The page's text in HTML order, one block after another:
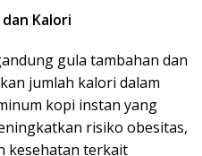
Kalori
gula tambahan dan
jumlah kalori dalam
kopi instan yang
risiko obesitas,
kesehatan terkait